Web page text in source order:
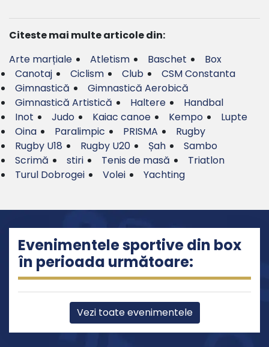
Citeste mai multe articole din:
Arte marțiale
Atletism Baschet
Box
Canotaj
Ciclism Club
CSM Constanta
Gimnastică
Gimnastică Aerobică
Gimnastică Artistică
Haltere
Handbal
Inot
Judo Kaiac canoe Kempo
Lupte
Oina
Paralimpic PRISMA
Rugby
Rugby U18
Rugby U20 Șah
Sambo
Scrimă
stiri Tenis de masă
Triatlon
Turul Dobrogei
Volei Yachting
Evenimentele sportive din box
în perioada următoare:
Vezi toate evenimentele